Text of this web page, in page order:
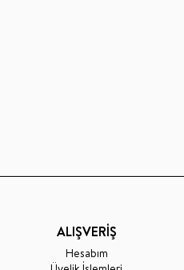
ALIŞVERİŞ
Hesabım